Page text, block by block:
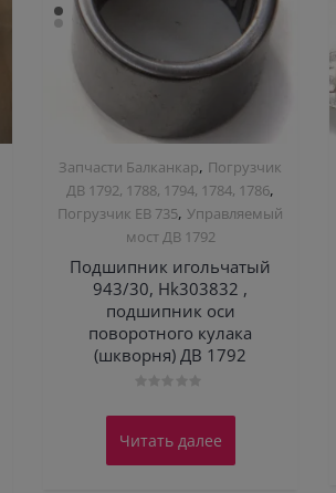
Запчасти Балканкар, Погрузчик
ДВ 1792, 1788, 1794, 1784, 1786,
Погрузчик ЕВ 735,Управляемый
мост ДВ 1792
Подшипник игольчатый
943/30, Hk303832 ,
подшипник оси
поворотного кулака
(шкворня) ДВ 1792
0
5
Читать далее